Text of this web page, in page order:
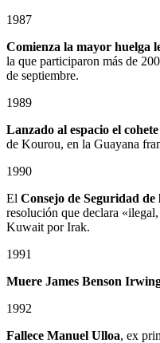
1987
Comienza la mayor huelga
la que participaron más de
de septiembre.
1989
Lanzado al espacio el
de Kourou, en la Guayana
1990
El Consejo de Seguridad de
resolución que declara
Kuwait por Irak.
1991
Muere James Benson
1992
Fallece Manuel Ulloa, ex